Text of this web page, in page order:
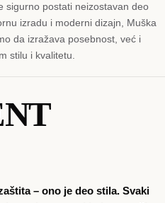
sigurno postati neizostavan deo
izradu i moderni dizajn, Muška
da izražava posebnost, već i
stilu i kvalitetu.
– ono je deo stila. Svaki